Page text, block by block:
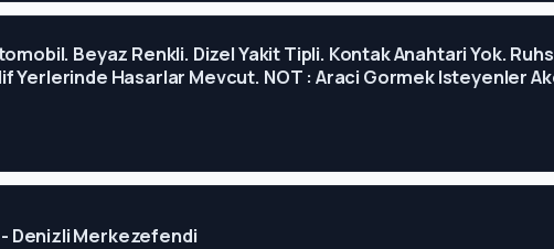
Beyaz Renkli. Dizel Yakit Tipli. Kontak Anahtari Yok.
Yerlerinde Hasarlar Mevcut. NOT : Araci Gormek Isteyenler
- Denizli Merkezefendi